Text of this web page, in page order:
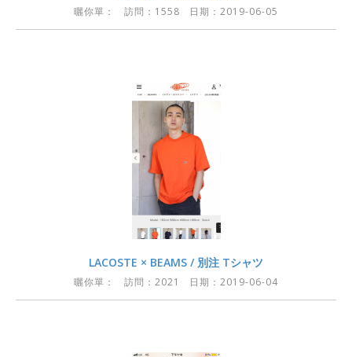
曬你單： 訪問：1558 日期：2019-06-05
LACOSTE × BEAMS / 別注 Tシャツ
曬你單： 訪問：2021 日期：2019-06-04